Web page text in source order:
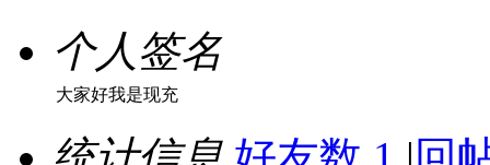
个人签名
大家好我是现充